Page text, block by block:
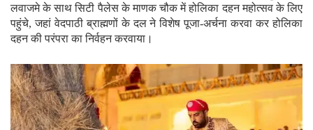
लवाजमे के साथ सिटी पैलेस के माणक चौक में होलिका दहन महोत्सव के लिए
पहुंचे, जहां वेदपाठी ब्राह्मणों के दल ने विशेष पूजा-अर्चना करवा कर होलिका
दहन की परंपरा का निर्वहन करवाया।